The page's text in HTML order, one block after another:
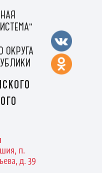
ОКРУГА
п.
д. 39